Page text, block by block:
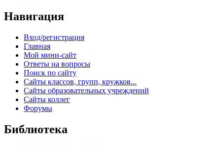
Навигация
Вход/регистрация
Главная
Мой мини-сайт
Ответы на вопросы
Поиск по сайту
Сайты классов, групп, кружков...
Сайты образовательных учреждений
Сайты коллег
Форумы
Библиотека